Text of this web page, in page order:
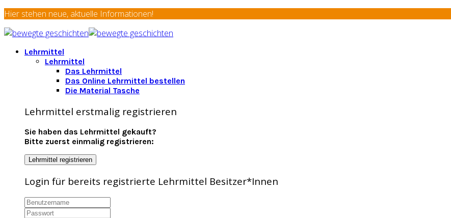
Hier stehen neue, aktuelle Informationen!
Lehrmittel
Lehrmittel
Das Lehrmittel
Das Online Lehrmittel bestellen
Die Material Tasche
Lehrmittel erstmalig registrieren
Sie haben das Lehrmittel gekauft?
Bitte zuerst einmalig registrieren:
Lehrmittel registrieren
Login für bereits registrierte Lehrmittel Besitzer*Innen